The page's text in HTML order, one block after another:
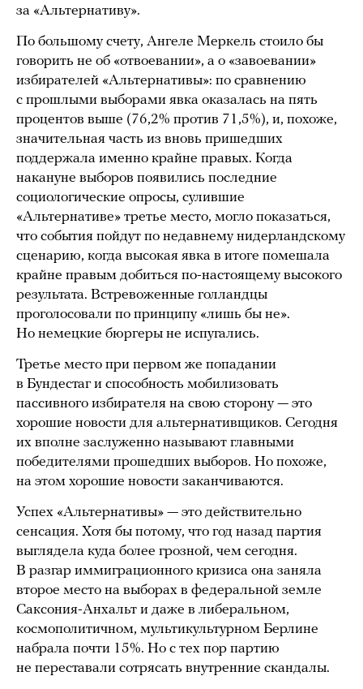
за «Альтернативу».
По большому счету, Ангеле Меркель стоило бы
говорить не об «отвоевании», а о «завоевании»
избирателей «Альтернативы»: по сравнению
с прошлыми выборами явка оказалась на пять
процентов выше (76,2% против 71,5%), и, похоже,
значительная часть из вновь пришедших
поддержала именно крайне правых. Когда
накануне выборов появились последние
социологические опросы, сулившие
«Альтернативе» третье место, могло показаться,
что события пойдут по недавнему нидерландскому
сценарию, когда высокая явка в итоге помешала
крайне правым добиться по-настоящему высокого
результата. Встревоженные голландцы
проголосовали по принципу «лишь бы не».
Но немецкие бюргеры не испугались.
Третье место при первом же попадании
в Бундестаг и способность мобилизовать
пассивного избирателя на свою сторону — это
хорошие новости для альтернативщиков. Сегодня
их вполне заслуженно называют главными
победителями прошедших выборов. Но похоже,
на этом хорошие новости заканчиваются.
Успех «Альтернативы» — это действительно
сенсация. Хотя бы потому, что год назад партия
выглядела куда более грозной, чем сегодня.
В разгар иммиграционного кризиса она заняла
второе место на выборах в федеральной земле
Саксония-Анхальт и даже в либеральном,
космополитичном, мультикультурном Берлине
набрала почти 15%. Но с тех пор партию
не переставали сотрясать внутренние скандалы.